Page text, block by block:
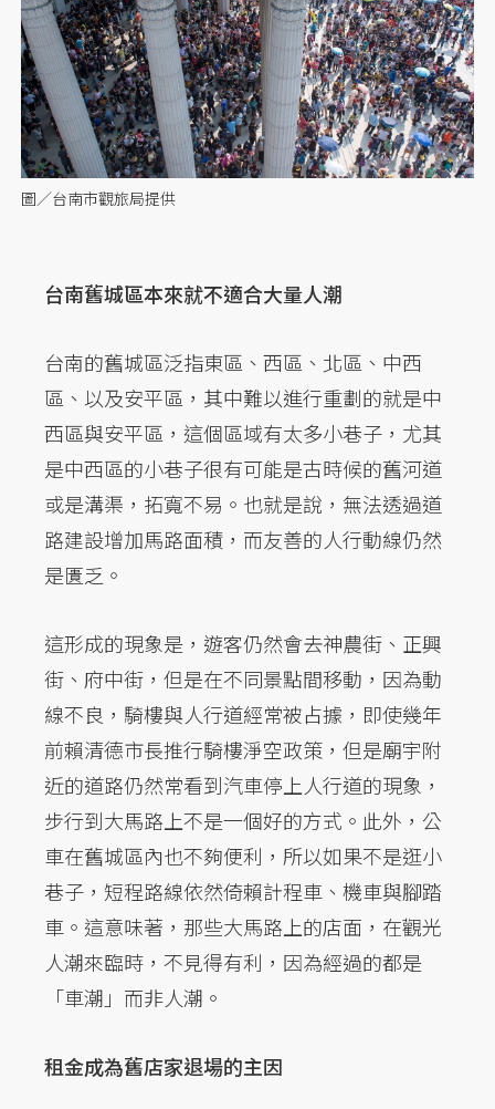
圖／台南市觀旅局提供
台南舊城區本來就不適合大量人潮
台南的舊城區泛指東區、西區、北區、中西
區、以及安平區，其中難以進行重劃的就是中
西區與安平區，這個區域有太多小巷子，尤其
是中西區的小巷子很有可能是古時候的舊河道
或是溝渠，拓寬不易。也就是說，無法透過道
路建設增加馬路面積，而友善的人行動線仍然
是匱乏。
這形成的現象是，遊客仍然會去神農街、正興
街、府中街，但是在不同景點間移動，因為動
線不良，騎樓與人行道經常被占據，即使幾年
前賴清德市長推行騎樓淨空政策，但是廟宇附
近的道路仍然常看到汽車停上人行道的現象，
步行到大馬路上不是一個好的方式。此外，公
車在舊城區內也不夠便利，所以如果不是逛小
巷子，短程路線依然倚賴計程車、機車與腳踏
車。這意味著，那些大馬路上的店面，在觀光
人潮來臨時，不見得有利，因為經過的都是
「車潮」而非人潮。
租金成為舊店家退場的主因